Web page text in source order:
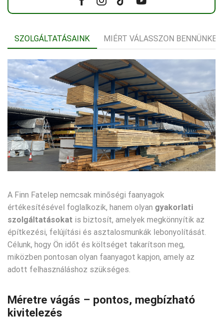
Facebook
Instagram
Tik- Youtube
SZOLGÁLTATÁSAINK MIÉRT VÁLASSZON
A Finn Fatelep nemcsak minőségi faanyagok
értékesítésével foglalkozik, hanem olyan gyakorlati
szolgáltatásokat is biztosít, amelyek megkönnyítik az
építkezési, felújítási és asztalosmunkák lebonyolítását.
Célunk, hogy Ön időt és költséget takarítson meg,
miközben pontosan olyan faanyagot kapjon, amely az
adott felhasználáshoz szükséges.
Méretre vágás – pontos, megbízható
kivitelezés